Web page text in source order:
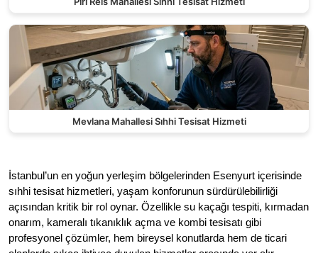
Mevlana Mahallesi Sıhhi Tesisat Hizmeti
İstanbul’un en yoğun yerleşim bölgelerinden Esenyurt içerisinde
sıhhi tesisat hizmetleri, yaşam konforunun sürdürülebilirliği
açısından kritik bir rol oynar. Özellikle su kaçağı tespiti, kırmadan
onarım, kameralı tıkanıklık açma ve kombi tesisatı gibi
profesyonel çözümler, hem bireysel konutlarda hem de ticari